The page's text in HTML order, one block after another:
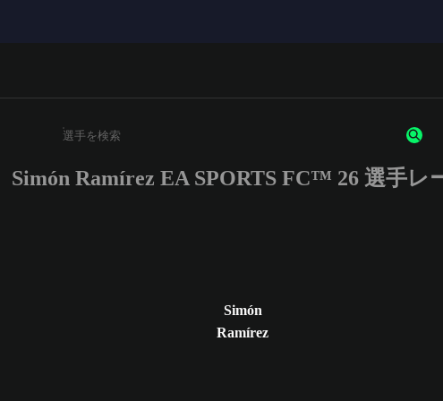
3文字以上の文字または数字を入力してください。
Simón Ramírez EA SPORTS FC™ 26 選手レ
Simón
Ramírez